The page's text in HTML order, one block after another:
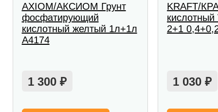
AXIOM/АКСИОМ Грунт
фосфатирующий
кислотный желтый 1л+1л
A4174
1 300 ₽
KRAFT/
2+1
1 030₽